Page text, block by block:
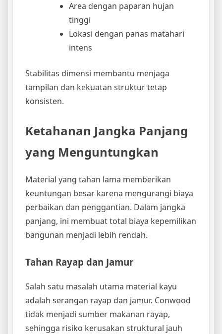
Area dengan paparan hujan
tinggi
Lokasi dengan panas matahari
intens
Stabilitas dimensi membantu menjaga
tampilan dan kekuatan struktur tetap
konsisten.
Ketahanan Jangka Panjang
yang Menguntungkan
Material yang tahan lama memberikan
keuntungan besar karena mengurangi biaya
perbaikan dan penggantian. Dalam jangka
panjang, ini membuat total biaya kepemilikan
bangunan menjadi lebih rendah.
Tahan Rayap dan Jamur
Salah satu masalah utama material kayu
adalah serangan rayap dan jamur. Conwood
tidak menjadi sumber makanan rayap,
sehingga risiko kerusakan struktural jauh